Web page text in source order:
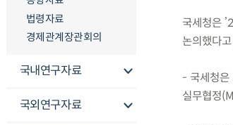
법령자료
경제관계장관회의
국내연구자료
국외연구자료
국세청은
논의했다
- 국세청은
실무협정